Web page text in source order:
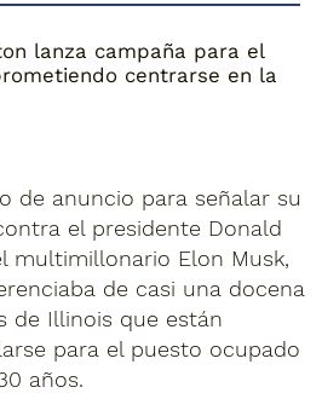
lanza campaña para el
centrarse en la
de anuncio para señalar su
el presidente Donald
multimillonario Elon Musk,
de casi una docena
de Illinois que están
para el puesto ocupado
años.